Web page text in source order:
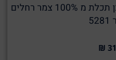
3 גופיות ציצית צמר משכן תכלת מ 100% צמר רחלים